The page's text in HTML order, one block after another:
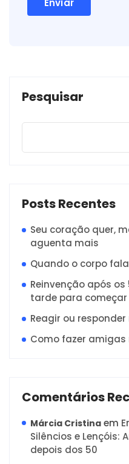
Pesquisar
Posts Recentes
Seu coração quer,
aguenta mais
Quando o corpo
Reinvenção após
tarde para começar
Reagir ou
Como fazer
Comentários
Márcia Cristina em
Silêncios e Lençóis:
depois dos 50